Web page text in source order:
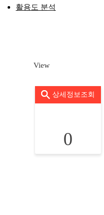
활용도 분석
View
상세정보조회
0